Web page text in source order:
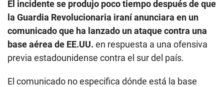
El incidente se produjo poco tiempo después de que
la Guardia Revolucionaria iraní anunciara en un
comunicado que ha lanzado un ataque contra una
base aérea de EE.UU. en respuesta a una ofensiva
previa estadounidense contra el sur del país.
El comunicado no especifica dónde está la base